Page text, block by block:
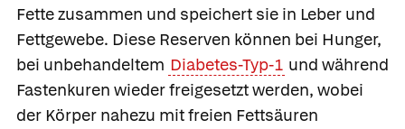
Fette zusammen und speichert sie in Leber und
Fettgewebe. Diese Reserven können bei Hunger,
bei unbehandeltem Diabetes-Typ-1 und während
Fastenkuren wieder freigesetzt werden, wobei
der Körper nahezu mit freien Fettsäuren